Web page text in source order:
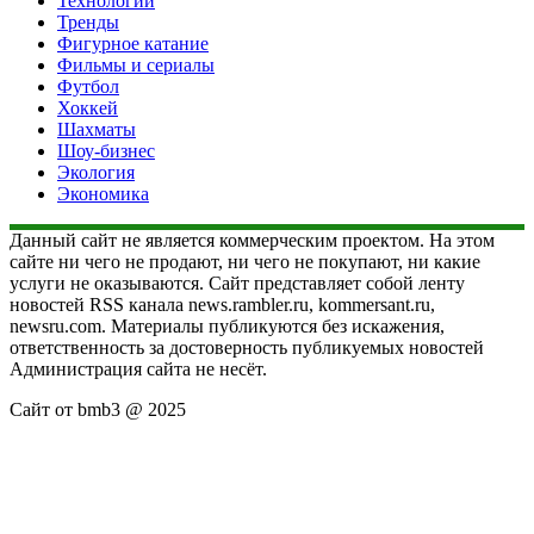
Тренды
Фигурное катание
Фильмы и сериалы
Футбол
Хоккей
Шахматы
Шоу-бизнес
Экология
Экономика
Данный сайт не является коммерческим проектом. На этом
сайте ни чего не продают, ни чего не покупают, ни какие
услуги не оказываются. Сайт представляет собой ленту
новостей RSS канала news.rambler.ru, kommersant.ru,
newsru.com. Материалы публикуются без искажения,
ответственность за достоверность публикуемых новостей
Администрация сайта не несёт.
Сайт от bmb3 @ 2025